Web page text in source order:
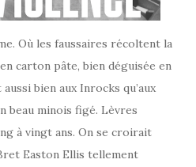
Où les faussaires récoltent la
carton pâte, bien déguisée en
bien aux Inrocks qu’aux
beau minois figé. Lèvres
à vingt ans. On se croirait
Easton Ellis tellement